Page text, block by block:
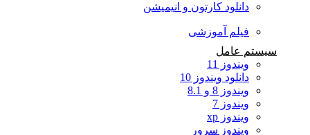
دانلود کارتون و انیمیشن
فیلم آموزشی
سیستم عامل
ویندوز 11
دانلود ویندوز 10
ویندوز 8 و 8.1
ویندوز 7
ویندوز xp
ویندوز سرور